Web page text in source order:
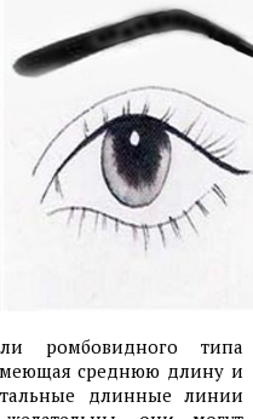
ромбовидного типа
среднюю длину и
длинные линии